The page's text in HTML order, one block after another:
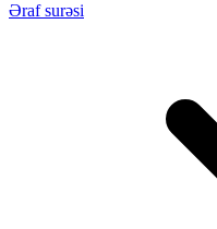
Əraf surəsi